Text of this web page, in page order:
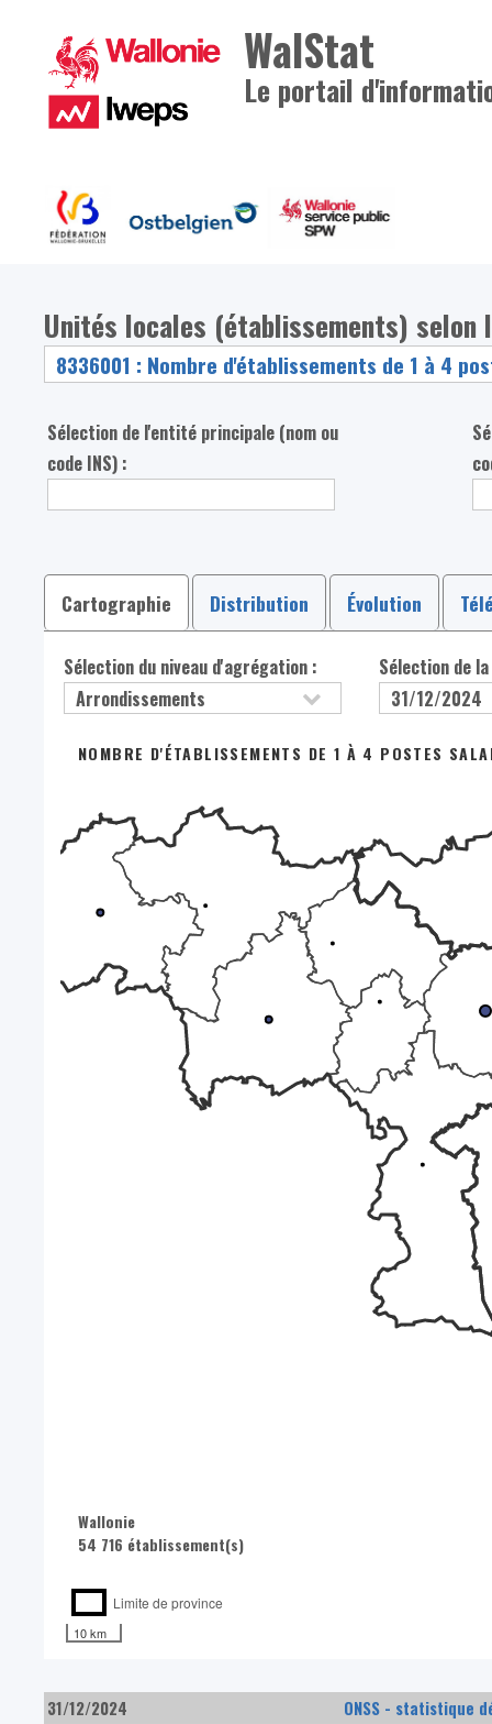
WalStat
Le portail
Unités locales (établissements) selon
Sélection de l'entité principale (nom ou
code INS) :
Cartographie Distribution Évolution
Sélection du niveau d'agrégation : Sélection de
NOMBRE D'ÉTABLISSEMENTS DE 1 À 4 POSTES
Wallonie
54 716 établissement(s)
Limite de province
10 km
31/12/2024 ONSS - statistique